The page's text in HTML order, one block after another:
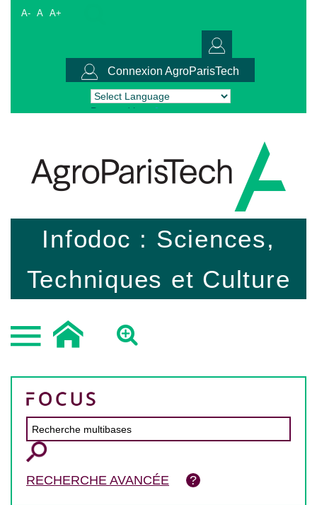
A- A A+
Connexion AgroParisTech
Powered by Translate
Infodoc : Sciences,
Techniques et Culture
RECHERCHE AVANCÉE